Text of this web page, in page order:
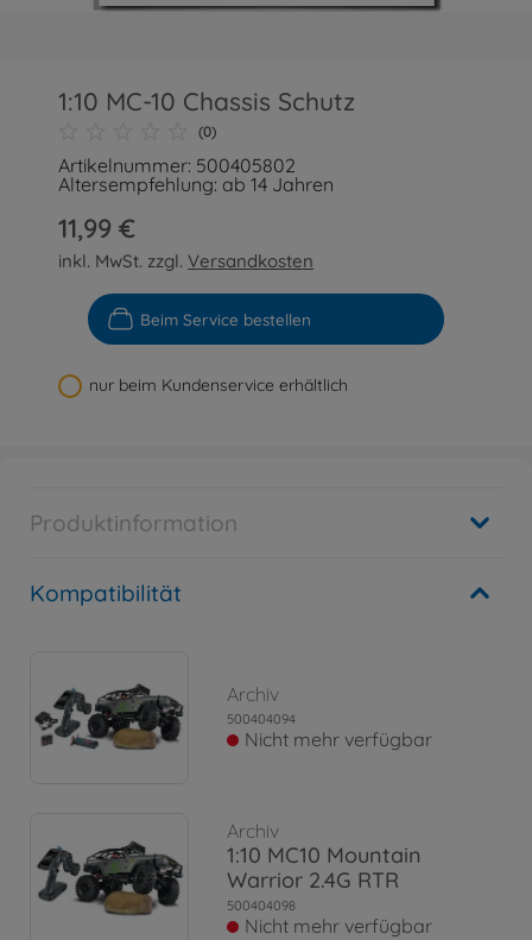
1:10 MC-10 Chassis Schutz
(0)
Artikelnummer: 500405802
Altersempfehlung: ab 14 Jahren
11,99 €
inkl. MwSt. zzgl.Versandkosten
Beim Service bestellen
nur beim Kundenservice erhältlich
Produktinformation
Kompatibilität
Archiv
500404094
Nicht mehr verfügbar
Archiv
1:10 MC10 Mountain
Warrior 2.4G RTR
500404098
Nicht mehr verfügbar